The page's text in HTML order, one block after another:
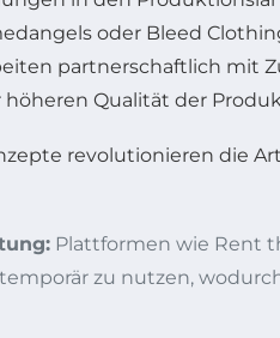
oder Bleed
partnerschaftlich mit
Qualität der
revolutionieren die
Plattformen wie Rent
zu nutzen,